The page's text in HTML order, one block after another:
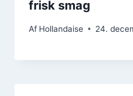
frisk smag
Af Hollandaise 24.